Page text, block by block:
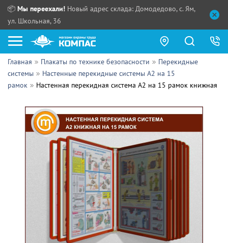
📦 Мы переехали! Новый адрес склада: Домодедово, с. Ям,
ул. Школьная, 36
Как купить?
Прайс-листы
Сотрудничество
Партнерам
Поставщикам
ПН - ЧТ:
ПТ:
Выдача продукции:
Главная Плакаты по технике безопасности
Перекидные
системы
Настенные перекидные системы А2 на 15
рамок
Настенная перекидная система А2 на 15 рамок книжная